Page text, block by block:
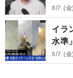
8/7 (
イラ
水準」
8/7 (